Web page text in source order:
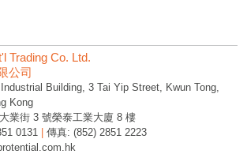
Trading Co. Ltd.
公司
Building, 3 Tai Yip Street, Kwun Tong,
Kong
業街 3 號榮泰工業大廈 8 樓
0131
傳真: (852) 2851 2223